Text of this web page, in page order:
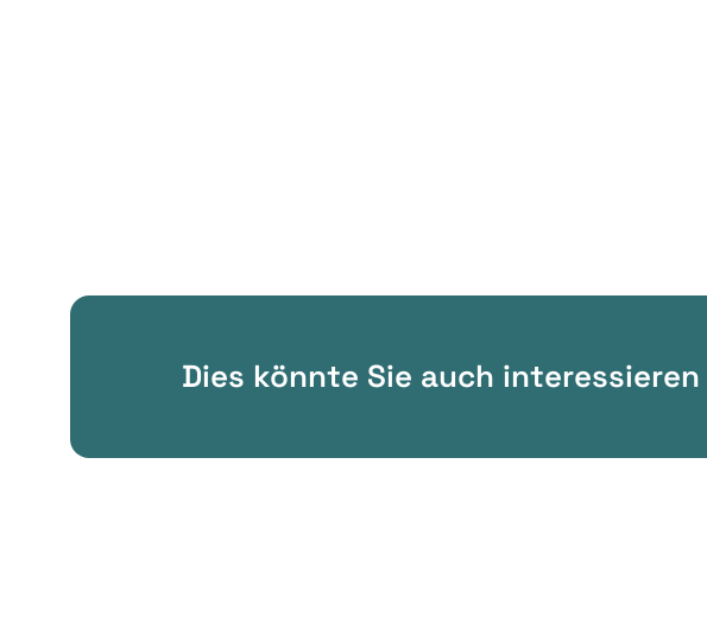
Dies könnte Sie auch interessieren